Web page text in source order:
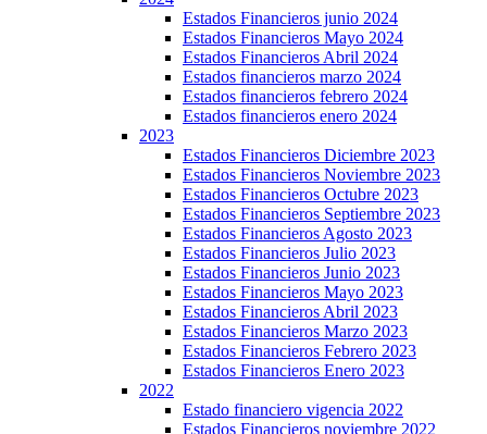
Estados Financieros junio 2024
Estados Financieros Mayo 2024
Estados Financieros Abril 2024
Estados financieros marzo 2024
Estados financieros febrero 2024
Estados financieros enero 2024
2023
Estados Financieros Diciembre 2023
Estados Financieros Noviembre 2023
Estados Financieros Octubre 2023
Estados Financieros Septiembre 2023
Estados Financieros Agosto 2023
Estados Financieros Julio 2023
Estados Financieros Junio 2023
Estados Financieros Mayo 2023
Estados Financieros Abril 2023
Estados Financieros Marzo 2023
Estados Financieros Febrero 2023
Estados Financieros Enero 2023
2022
Estado financiero vigencia 2022
Estados Financieros noviembre 2022